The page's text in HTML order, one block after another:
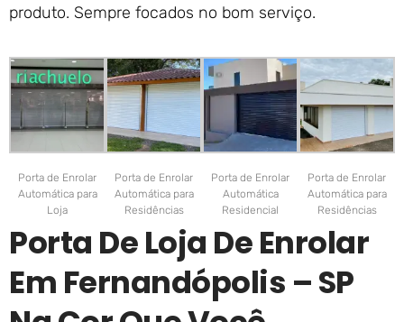
produto. Sempre focados no bom serviço.
Porta de Enrolar
Automática para
Loja
Porta de Enrolar
Automática para
Residências
Porta de Enrolar
Automática
Residencial
Porta de Enrolar
Automática para
Residências
Porta De Loja De Enrolar
Em Fernandópolis – SP